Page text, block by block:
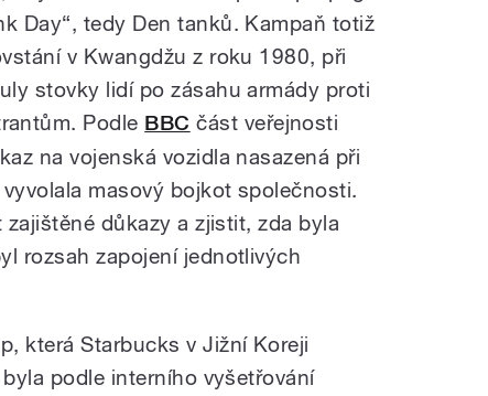
Day“, tedy Den tanků. Kampaň totiž
v Kwangdžu z roku 1980, při
stovky lidí po zásahu armády proti
Podle BBC část veřejnosti
na vojenská vozidla nasazená při
masový bojkot společnosti.
důkazy a zjistit, zda byla
rozsah zapojení jednotlivých
která Starbucks v Jižní Koreji
podle interního vyšetřování